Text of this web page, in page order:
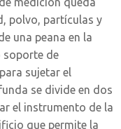
polvo, partículas y
una peana en la
soporte de
sujetar el
se divide en dos
el instrumento de la
que permite la